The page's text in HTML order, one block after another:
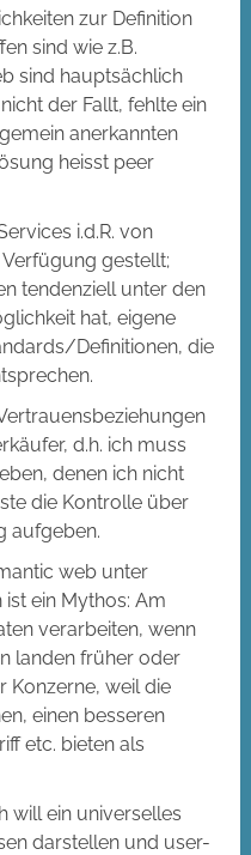
zur Definition
sind wie z.B.
sind hauptsächlich
der Fallt, fehlte ein
anerkannten
heisst peer
i.d.R. von
gestellt;
tendenziell unter den
hat, eigene
Definitionen, die
d.h. ich muss
denen ich nicht
die Kontrolle über
aufgeben.
web unter
ein Mythos: Am
verarbeiten, wenn
landen früher oder
Konzerne, weil die
einen besseren
etc. bieten als
will ein universelles
darstellen und user-